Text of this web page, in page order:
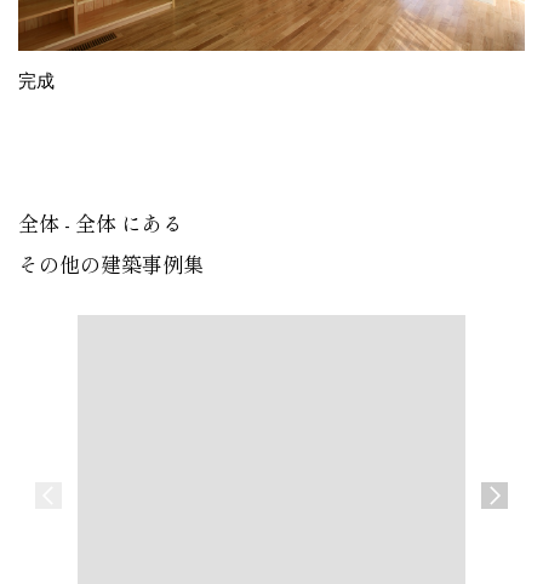
完成
全体 - 全体 にある
その他の建築事例集